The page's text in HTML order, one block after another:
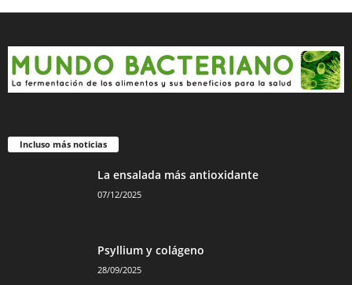
Incluso más noticias
La ensalada más antioxidante
07/12/2025
Psyllium y colágeno
28/09/2025